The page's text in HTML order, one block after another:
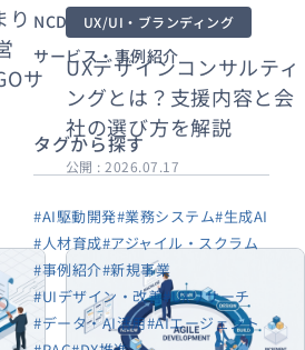
り
サ
UX/UI・ブランディング
UXデザインコンサルティ
ングとは？支援内容と会
社の選び方を解説
公開 : 2026.07.17
NCDCの取り組み・お知らせ
サービス・事例紹介
タグから探す
#AI駆動開発#業務システム#生成AI
#人材育成#アジャイル・スクラム
#事例紹介#新規事業
#UIデザイン・改善#UXリサーチ
#データ・AI活用#AIエージェント